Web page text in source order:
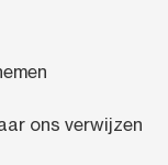
ons verwijzen